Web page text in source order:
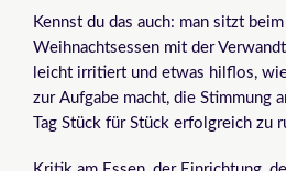
Kennst du das auch: man sitzt
Weihnachtsessen mit der
leicht irritiert und etwas hilflos,
zur Aufgabe macht, die Stimmung
Tag Stück für Stück erfolgreich zu